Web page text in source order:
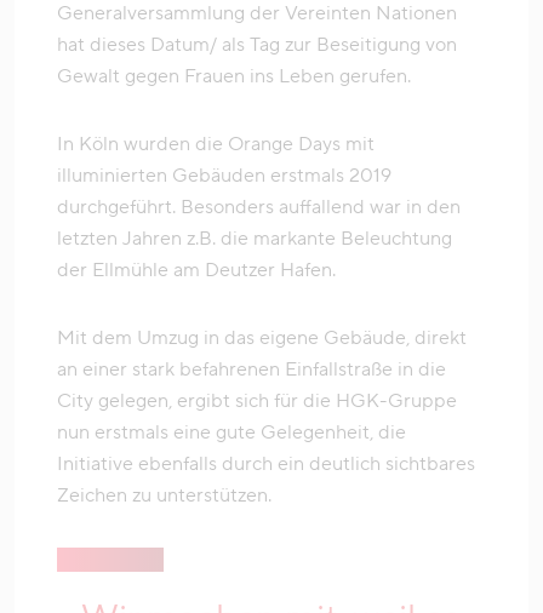
Generalversammlung der Vereinten Nationen
hat dieses Datum/ als Tag zur Beseitigung von
Gewalt gegen Frauen ins Leben gerufen.
In Köln wurden die Orange Days mit
illuminierten Gebäuden erstmals 2019
durchgeführt. Besonders auffallend war in den
letzten Jahren z.B. die markante Beleuchtung
der Ellmühle am Deutzer Hafen.
Mit dem Umzug in das eigene Gebäude, direkt
an einer stark befahrenen Einfallstraße in die
City gelegen, ergibt sich für die HGK-Gruppe
nun erstmals eine gute Gelegenheit, die
Initiative ebenfalls durch ein deutlich sichtbares
Zeichen zu unterstützen.